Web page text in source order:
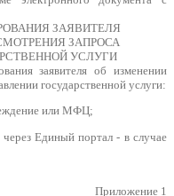
ЗАЯВИТЕЛЯ
ЗАПРОСА
УСЛУГИ
заявителя об изменении
государственной услуги:
или МФЦ;
Единый портал - в случае
Приложение 1